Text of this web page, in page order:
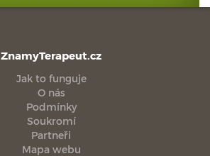
ZnamyTerapeut.cz
Jak to funguje
O nás
Podmínky
Soukromí
Partneři
Mapa webu